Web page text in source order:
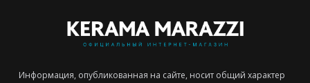
Информация, опубликованная на сайте, носит общий характер